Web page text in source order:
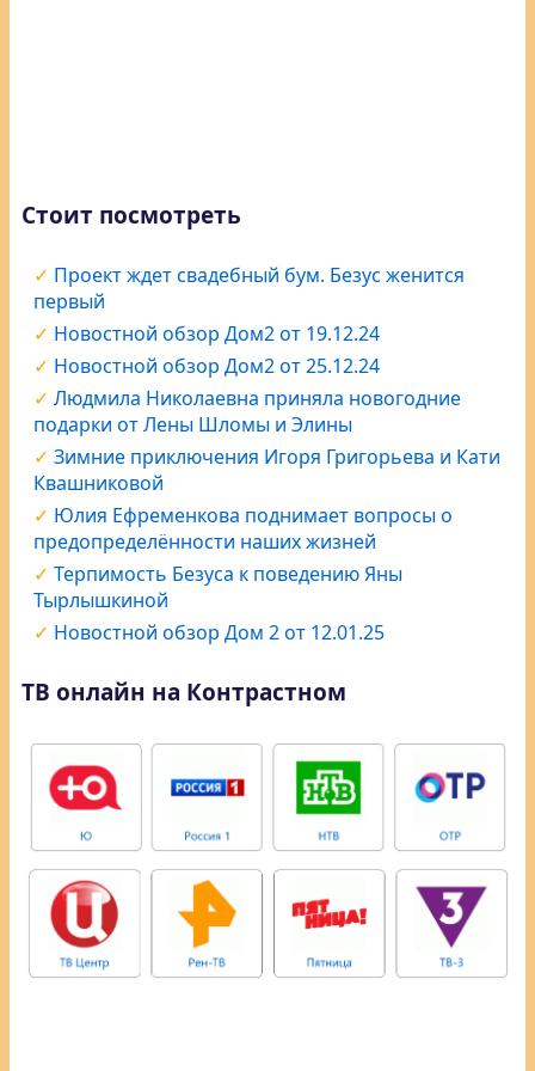
Стоит посмотреть
Проект ждет свадебный бум. Безус женится
первый
Новостной обзор Дом2 от 19.12.24
Новостной обзор Дом2 от 25.12.24
Людмила Николаевна приняла новогодние
подарки от Лены Шломы и Элины
Зимние приключения Игоря Григорьева и Кати
Квашниковой
Юлия Ефременкова поднимает вопросы о
предопределённости наших жизней
Терпимость Безуса к поведению Яны
Тырлышкиной
Новостной обзор Дом 2 от 12.01.25
ТВ онлайн на Контрастном